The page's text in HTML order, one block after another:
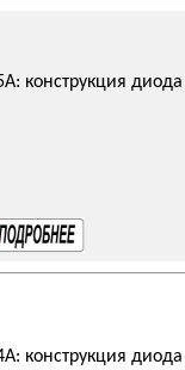
конструкция диода
конструкция диода